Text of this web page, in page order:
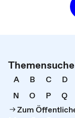
Themensuche
A B C D
N
O P Q
Zum